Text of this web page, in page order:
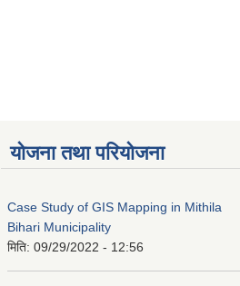
योजना तथा परियोजना
Case Study of GIS Mapping in Mithila
Bihari Municipality
मिति: 09/29/2022 - 12:56